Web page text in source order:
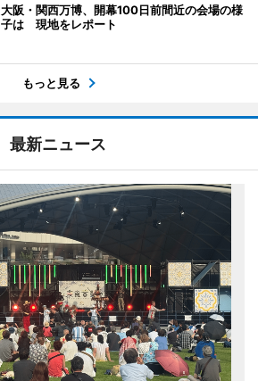
大阪・関西万博、開幕100日前間近の会場の様
子は 現地をレポート
もっと見る
最新ニュース